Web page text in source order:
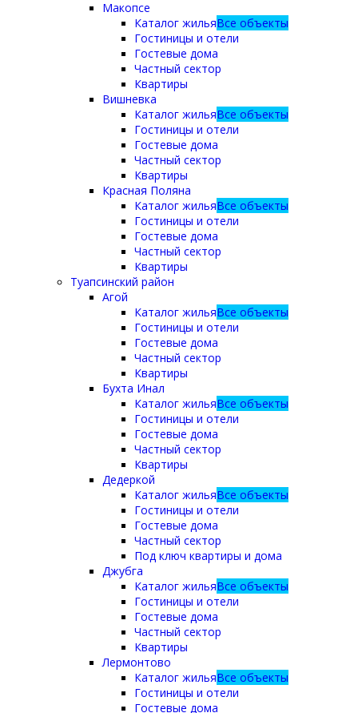
Макопсе
Каталог жильяВсе объекты
Гостиницы и отели
Гостевые дома
Частный сектор
Квартиры
Вишневка
Каталог жильяВсе объекты
Гостиницы и отели
Гостевые дома
Частный сектор
Квартиры
Красная Поляна
Каталог жильяВсе объекты
Гостиницы и отели
Гостевые дома
Частный сектор
Квартиры
Туапсинский район
Агой
Каталог жильяВсе объекты
Гостиницы и отели
Гостевые дома
Частный сектор
Квартиры
Бухта Инал
Каталог жильяВсе объекты
Гостиницы и отели
Гостевые дома
Частный сектор
Квартиры
Дедеркой
Каталог жильяВсе объекты
Гостиницы и отели
Гостевые дома
Частный сектор
Под ключ квартиры и дома
Джубга
Каталог жильяВсе объекты
Гостиницы и отели
Гостевые дома
Частный сектор
Квартиры
Лермонтово
Каталог жильяВсе объекты
Гостиницы и отели
Гостевые дома